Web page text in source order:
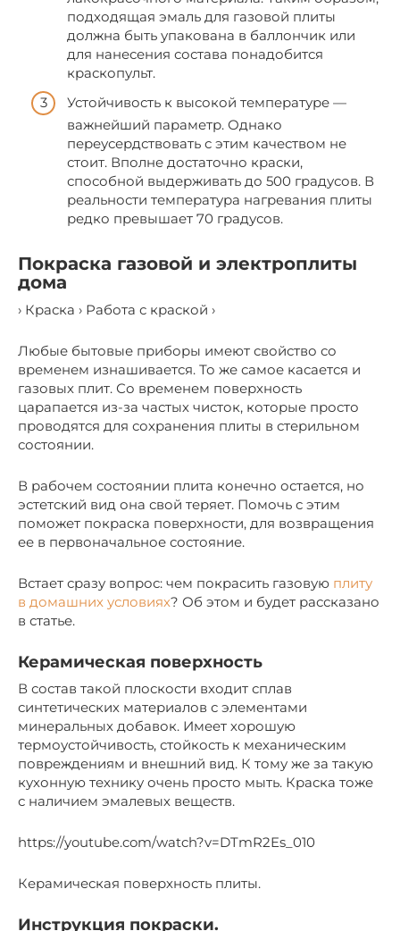
подходящая эмаль для газовой плиты
должна быть упакована в баллончик или
для нанесения состава понадобится
краскопульт.
Устойчивость к высокой температуре —
важнейший параметр. Однако
переусердствовать с этим качеством не
стоит. Вполне достаточно краски,
способной выдерживать до 500 градусов. В
реальности температура нагревания плиты
редко превышает 70 градусов.
Покраска газовой и электроплиты
дома
› Краска › Работа с краской ›
Любые бытовые приборы имеют свойство со
временем изнашивается. То же самое касается и
газовых плит. Со временем поверхность
царапается из-за частых чисток, которые просто
проводятся для сохранения плиты в стерильном
состоянии.
В рабочем состоянии плита конечно остается, но
эстетский вид она свой теряет. Помочь с этим
поможет покраска поверхности, для возвращения
ее в первоначальное состояние.
Встает сразу вопрос: чем покрасить газовую плиту
в домашних условиях? Об этом и будет рассказано
в статье.
Керамическая поверхность
В состав такой плоскости входит сплав
синтетических материалов с элементами
минеральных добавок. Имеет хорошую
термоустойчивость, стойкость к механическим
повреждениям и внешний вид. К тому же за такую
кухонную технику очень просто мыть. Краска тоже
с наличием эмалевых веществ.
https://youtube.com/watch?v=DTmR2Es_010
Керамическая поверхность плиты.
Инструкция покраски.